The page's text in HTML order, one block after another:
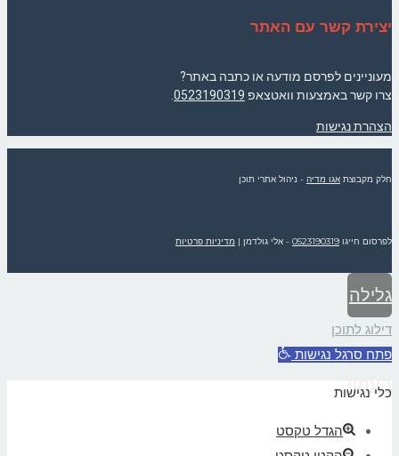
יצירת קשר עם האתר
מעוניינים לפרסם מודעה או כתבה באתר?
צרו קשר באמצעות וואטצאפ 0523190319
הצהרת נגישות
חלק מקבוצת אגו מדיה - ניהול אתרי תוכן
לפרסום חייגו 0523190319 - אלי גולדמן | מדיניות פרטיות
גלילה
לראש
העמוד
דילוג לתוכן
פתח סרגל נגישות
כלי נגישות
הגדל טקסט